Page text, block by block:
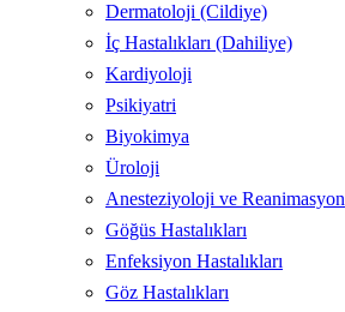
Dermatoloji (Cildiye)
İç Hastalıkları (Dahiliye)
Kardiyoloji
Psikiyatri
Biyokimya
Üroloji
Anesteziyoloji ve Reanimasyon
Göğüs Hastalıkları
Enfeksiyon Hastalıkları
Göz Hastalıkları